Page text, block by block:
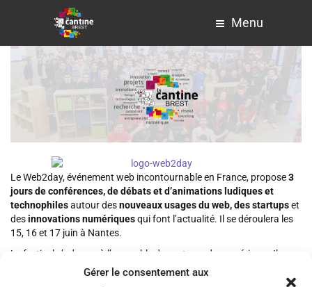
Gérer le consentement aux
Menu
Le Web2day, événement web incontournable en France, propose3
jours de conférences, de débats et d’animations ludiques et
technophilesautour desnouveaux usages du web, des startupset
desinnovations numériquesqui font l’actualité. Il se déroulera les
15, 16 et 17 juin à Nantes.
Le festival s’adresse à l’ensemble des acteurs du numérique. Il
rassemble entreprises innovantes, porteurs de projets,